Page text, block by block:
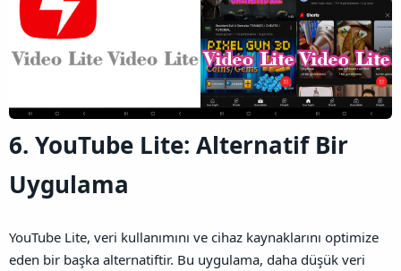
6. YouTube Lite: Alternatif Bir
Uygulama
YouTube Lite, veri kullanımını ve cihaz kaynaklarını optimize
eden bir başka alternatiftir. Bu uygulama, daha düşük veri